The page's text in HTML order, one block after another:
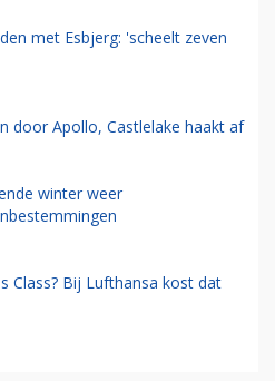
met Esbjerg: 'scheelt zeven
door Apollo, Castlelake haakt af
winter weer
Class? Bij Lufthansa kost dat